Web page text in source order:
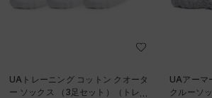
UAトレーニング コットン クオータ
ー ソックス （3足セット）（トレー
UAアーマ
クルーソ